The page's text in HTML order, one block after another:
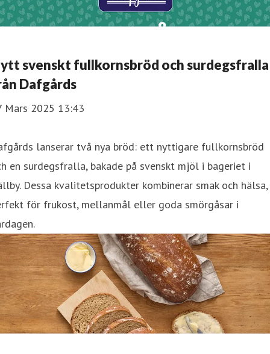
svenskt fullkornsbröd och surdegsfralla
Dafgårds
Mars 2025 13:43
lanserar två nya bröd: ett nyttigare fullkornsbröd
en surdegsfralla, bakade på svenskt mjöl i bageriet i
Dessa kvalitetsprodukter kombinerar smak och hälsa,
för frukost, mellanmål eller goda smörgåsar i